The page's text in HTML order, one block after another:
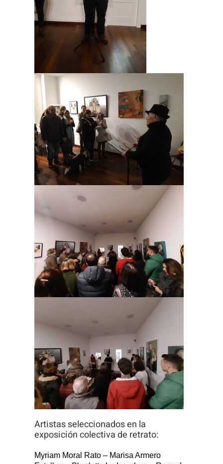
Artistas seleccionados en la
exposición colectiva de retrato:
Myriam Moral Rato – Marisa Armero